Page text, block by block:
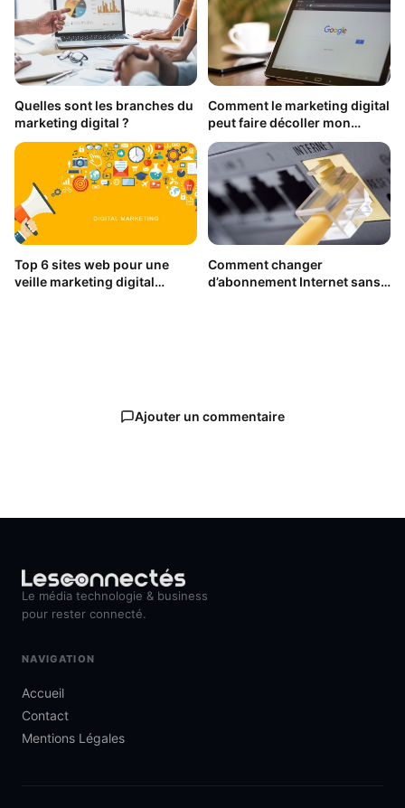
Quelles sont les branches du
marketing digital ?
Comment le marketing digital
peut faire décoller mon
business ?
Top 6 sites web pour une
veille marketing digital
Comment changer
d’abonnement Internet sans
Ajouter un commentaire
Le média technologie & business
pour rester connecté.
NAVIGATION
Accueil
Contact
Mentions Légales